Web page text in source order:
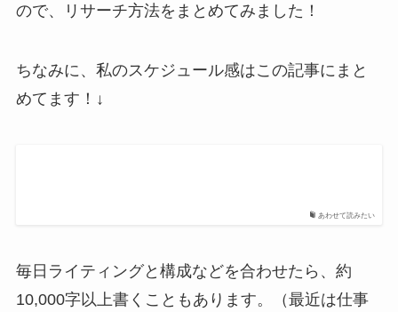
ので、リサーチ方法をまとめてみました！
ちなみに、私のスケジュール感はこの記事にまと
めてます！↓
あわせて読みたい
毎日ライティングと構成などを合わせたら、約
10,000字以上書くこともあります。（最近は仕事